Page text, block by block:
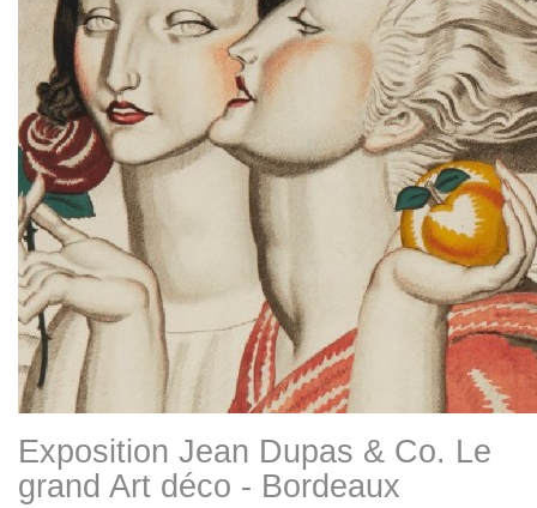
Exposition Jean Dupas & Co. Le
grand Art déco - Bordeaux